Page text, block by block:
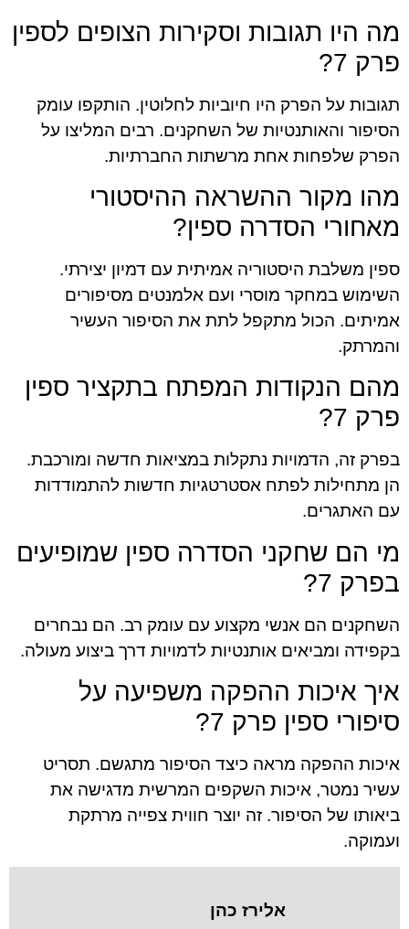
מה היו תגובות וסקירות הצופים לספין
פרק 7?
תגובות על הפרק היו חיוביות לחלוטין. הותקפו עומק
הסיפור והאותנטיות של השחקנים. רבים המליצו על
הפרק שלפחות אחת מרשתות החברתיות.
מהו מקור ההשראה ההיסטורי
מאחורי הסדרה ספין?
ספין משלבת היסטוריה אמיתית עם דמיון יצירתי.
השימוש במחקר מוסרי ועם אלמנטים מסיפורים
אמיתים. הכול מתקפל לתת את הסיפור העשיר
והמרתק.
מהם הנקודות המפתח בתקציר ספין
פרק 7?
בפרק זה, הדמויות נתקלות במציאות חדשה ומורכבת.
הן מתחילות לפתח אסטרטגיות חדשות להתמודדות
עם האתגרים.
מי הם שחקני הסדרה ספין שמופיעים
בפרק 7?
השחקנים הם אנשי מקצוע עם עומק רב. הם נבחרים
בקפידה ומביאים אותנטיות לדמויות דרך ביצוע מעולה.
איך איכות ההפקה משפיעה על
סיפורי ספין פרק 7?
איכות ההפקה מראה כיצד הסיפור מתגשם. תסריט
עשיר נמטר, איכות השקפים המרשית מדגישה את
ביאותו של הסיפור. זה יוצר חווית צפייה מרתקת
ועמוקה.
אלירז כהן